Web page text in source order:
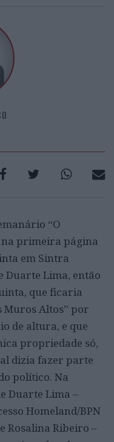
“O
na primeira página
em Sintra
Duarte Lima, então
que ficaria
Muros Altos” por
de altura, e que
propriedade só,
dizia fazer parte
político. Na
Duarte Lima –
Homeland/BPN
Rosalina Ribeiro –